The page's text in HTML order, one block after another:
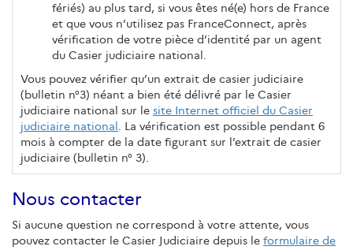
fériés) au plus tard, si vous êtes né(e) hors de France
et que vous n’utilisez pas FranceConnect, après
vérification de votre pièce d’identité par un agent
du Casier judiciaire national.
Vous pouvez vérifier qu’un extrait de casier judiciaire
(bulletin n°3) néant a bien été délivré par le Casier
judiciaire national sur le site Internet officiel du Casier
judiciaire national. La vérification est possible pendant 6
mois à compter de la date figurant sur l’extrait de casier
judiciaire (bulletin n° 3).
Nous contacter
Si aucune question ne correspond à votre attente, vous
pouvez contacter le Casier Judiciaire depuis le formulaire de